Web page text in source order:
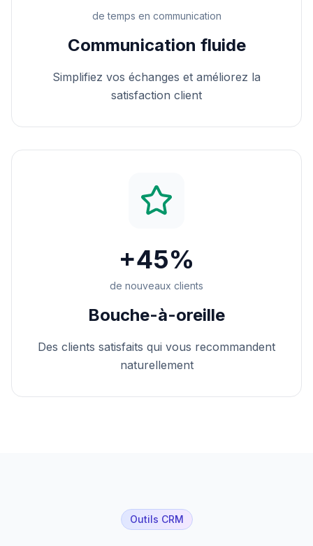
de temps en communication
Communication fluide
Simplifiez vos échanges et améliorez la
satisfaction client
+45%
de nouveaux clients
Bouche-à-oreille
Des clients satisfaits qui vous recommandent
naturellement
Outils CRM